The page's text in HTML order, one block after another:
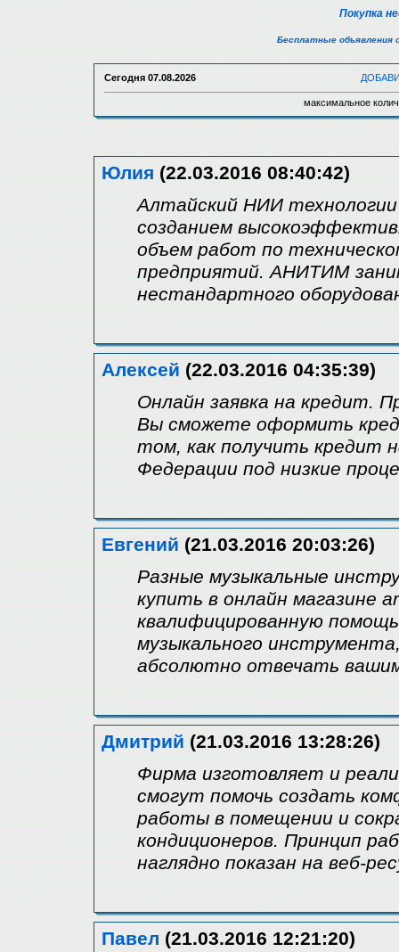
Покупка
Бесплатные объявления
Сегодня 07.08.2026
максимальное
Юлия (22.03.2016 08:40:42)
Алтайский НИИ
созданием
объем работ по
предприятий. АНИТИМ
нестандартного
Алексей (22.03.2016 04:35:39)
Онлайн заявка на кредит.
Вы сможете оформить
том, как получить кредит
Федерации под низкие
Евгений (21.03.2016 20:03:26)
Разные музыкальные
купить в онлайн магазине
квалифицированную
музыкального
абсолютно отвечать
Дмитрий (21.03.2016 13:28:26)
Фирма изготовляет и
смогут помочь создать
работы в помещении и
кондиционеров. Принцип
наглядно показан на веб-
Павел (21.03.2016 12:21:20)